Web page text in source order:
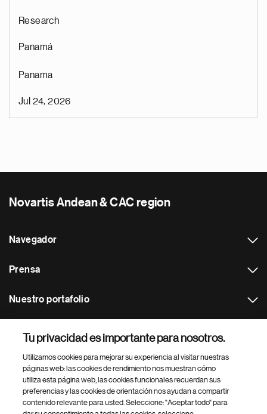
Research
Panamá
Panama
Jul 24, 2026
Novartis Andean & CAC region
Navegador
Prensa
Nuestro portafolio
Footer Site Search
Tu privacidad es importante para nosotros.
Utilizamos cookies para mejorar su experiencia al visitar nuestras
páginas web: las cookies de rendimiento nos muestran cómo
utiliza esta página web, las cookies funcionales recuerdan sus
preferencias y las cookies de orientación nos ayudan a compartir
contenido relevante para usted. Seleccione: "Aceptar todo" para